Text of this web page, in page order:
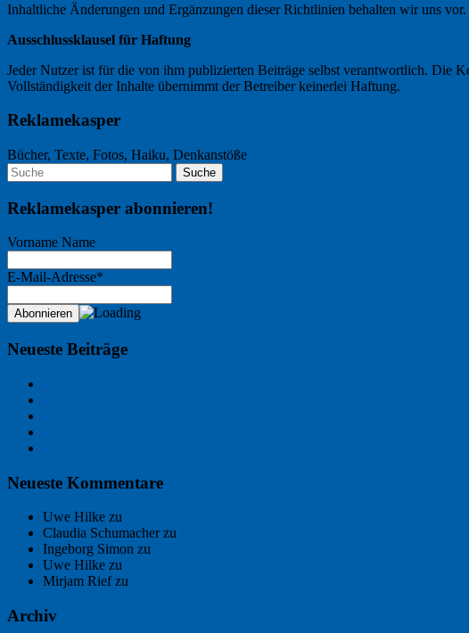
Inhaltliche Änderungen und Ergänzungen dieser Richtlinien behalten wir uns vor.
Ausschlussklausel für Haftung
Jeder Nutzer ist für die von ihm publizierten Beiträge selbst verantwortlich. Die
Vollständigkeit der Inhalte übernimmt der Betreiber keinerlei Haftung.
Reklamekasper
Bücher, Texte, Fotos, Haiku, Denkanstöße
Reklamekasper abonnieren!
Vorname Name
E-Mail-Adresse*
Neueste Beiträge
Neueste Kommentare
Uwe Hilke zu
Claudia Schumacherzu
Ingeborg Simon zu
Uwe Hilke zu
Mirjam Riefzu
Archiv